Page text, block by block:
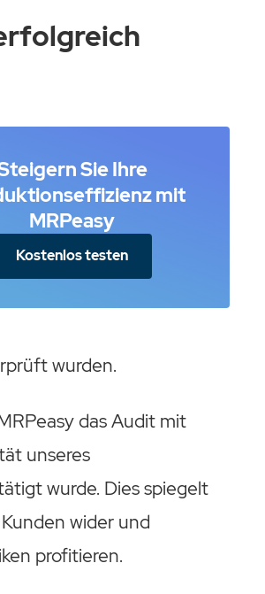
Sie Ihre
mit
MRPeasy
Kostenlos testen
wurden.
das Audit mit
unseres
wurde. Dies spiegelt
wider und
profitieren.